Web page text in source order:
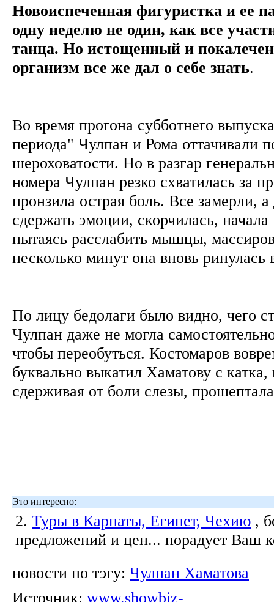
Новоиспеченная фигуристка и ее
одну неделю не один, как все
танца. Но истощенный и
организм все же дал о себе знать.
Во время прогона субботнего
периода" Чулпан и Рома оттачивали
шероховатости. Но в разгар
номера Чулпан резко схватилась за
пронзила острая боль. Все замерли,
сдержать эмоции, скорчилась, начала
пытаясь расслабить мышцы,
несколько минут она вновь
По лицу бедолаги было видно, чего
Чулпан даже не могла
чтобы переобуться. Костомаров
буквально выкатил Хаматову с
сдерживая от боли слезы,
Это интересно:
2. Туры в Карпаты, Египет, Чехию ,
предложений и цен... порадует Ваш
новости по тэгу: Чулпан Хаматова
Источник: www.showbiz-